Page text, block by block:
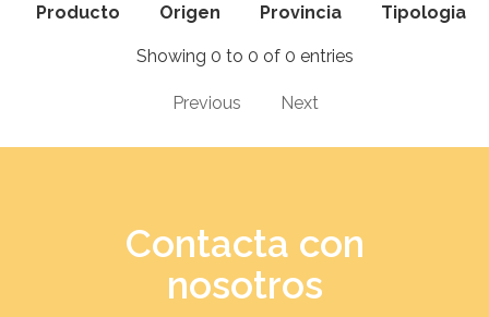
Producto Origen Provincia Tipologia
Showing 0 to 0 of 0 entries
Previous Next
Contacta con
nosotros